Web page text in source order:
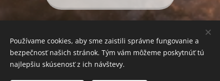
PREHĽAD PODCASTOV
Používame cookies, aby sme zaistili správne fungovanie a
bezpečnosť našich stránok. Tým vám môžeme poskytnúť tú
najlepšiu skúsenosť z ich návštevy.